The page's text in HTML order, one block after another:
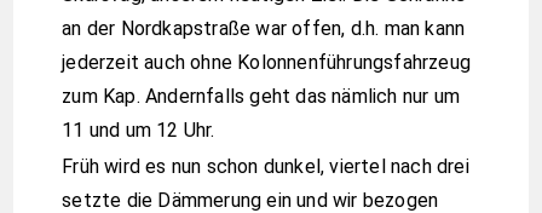
an der Nordkapstraße war offen, d.h. man kann
jederzeit auch ohne Kolonnenführungsfahrzeug
zum Kap. Andernfalls geht das nämlich nur um
11 und um 12 Uhr.
Früh wird es nun schon dunkel, viertel nach drei
setzte die Dämmerung ein und wir bezogen